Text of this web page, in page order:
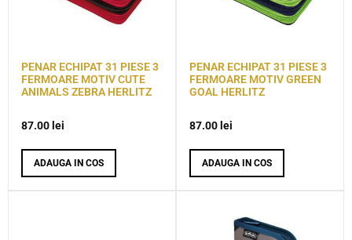
PENAR ECHIPAT 31 PIESE 3
FERMOARE MOTIV CUTE
ANIMALS ZEBRA HERLITZ
87.00 lei
ADAUGA IN COS
PENAR ECHIPAT 31 PIESE 3
FERMOARE MOTIV GREEN
GOAL HERLITZ
87.00 lei
ADAUGA IN COS